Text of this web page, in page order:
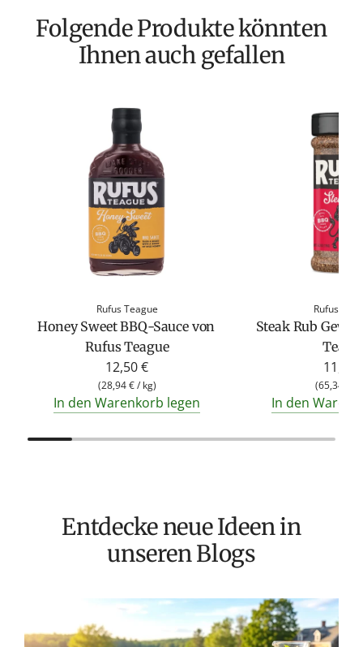
Folgende Produkte könnten
Ihnen auch gefallen
Rufus Teague
Honey Sweet BBQ-Sauce von
Rufus Teague
12,50 €
(28,94 €/ kg)
In den Warenkorb legen
Rufus
Steak Rub
11,50
(65,34 €
In den
Entdecke neue Ideen in
unseren Blogs